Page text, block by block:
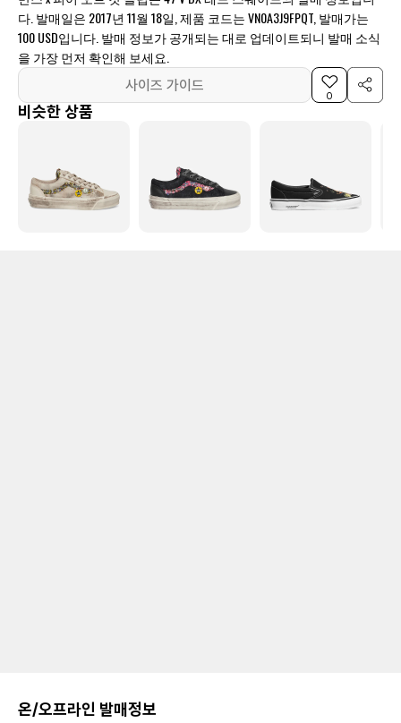
다. 발매일은 2017년 11월 18일, 제품 코드는 VN0A3J9FPQT, 발매가는
100 USD입니다. 발매 정보가 공개되는 대로 업데이트되니 발매 소식
을 가장 먼저 확인해 보세요.
사이즈 가이드
0
비슷한 상품
온/오프라인 발매정보